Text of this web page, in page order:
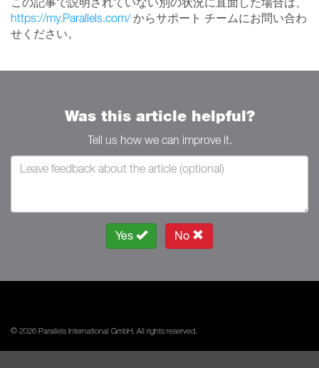
https://my.Parallels.com/ からサポート チームにお問い合わ
せください。
Was this article helpful?
Tell us how we can improve it.
Yes No
© 2026 Parallels International GmbH. All rights reserved.